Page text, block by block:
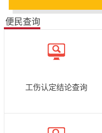
便民查询
工伤认定结论查询
立即查询